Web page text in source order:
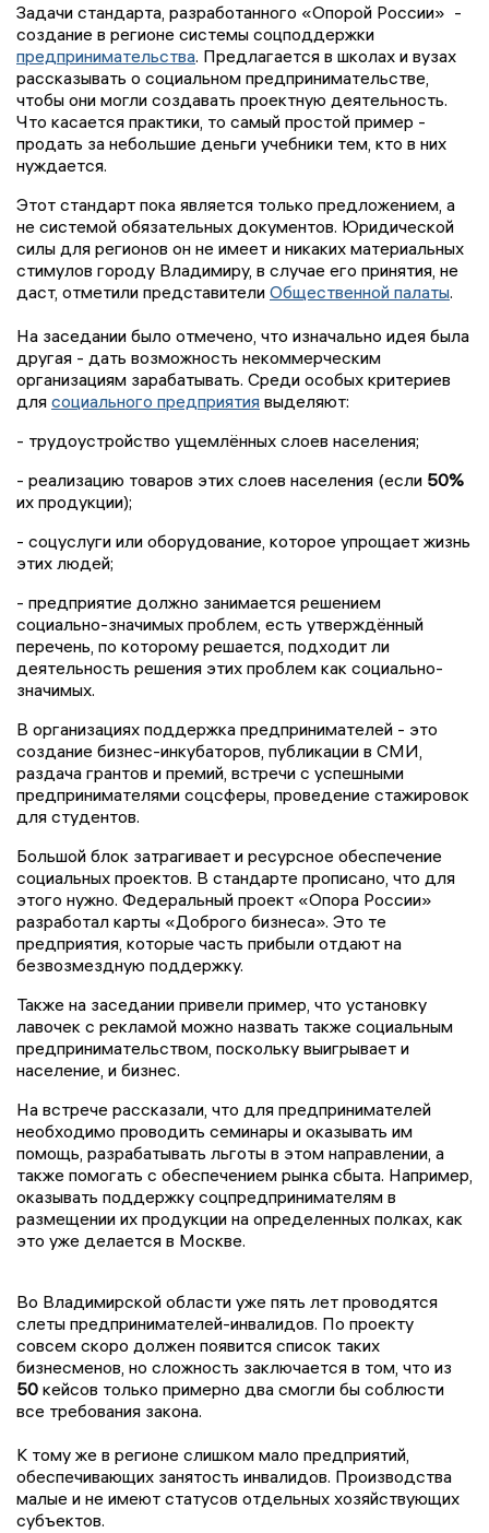
Задачи стандарта, разработанного «Опорой России» -
создание в регионе системы соцподдержки
предпринимательства. Предлагается в школах и вузах
рассказывать о социальном предпринимательстве,
чтобы они могли создавать проектную деятельность.
Что касается практики, то самый простой пример -
продать за небольшие деньги учебники тем, кто в них
нуждается.
Этот стандарт пока является только предложением, а
не системой обязательных документов. Юридической
силы для регионов он не имеет и никаких материальных
стимулов городу Владимиру, в случае его принятия, не
даст, отметили представители Общественной палаты.
На заседании было отмечено, что изначально идея была
другая - дать возможность некоммерческим
организациям зарабатывать. Среди особых критериев
для социального предприятия выделяют:
- трудоустройство ущемлённых слоев населения;
- реализацию товаров этих слоев населения (если 50%
их продукции);
- соцуслуги или оборудование, которое упрощает жизнь
этих людей;
- предприятие должно занимается решением
социально-значимых проблем, есть утверждённый
перечень, по которому решается, подходит ли
деятельность решения этих проблем как социально-
значимых.
В организациях поддержка предпринимателей - это
создание бизнес-инкубаторов, публикации в СМИ,
раздача грантов и премий, встречи с успешными
предпринимателями соцсферы, проведение стажировок
для студентов.
Большой блок затрагивает и ресурсное обеспечение
социальных проектов. В стандарте прописано, что для
этого нужно. Федеральный проект «Опора России»
разработал карты «Доброго бизнеса». Это те
предприятия, которые часть прибыли отдают на
безвозмездную поддержку.
Также на заседании привели пример, что установку
лавочек с рекламой можно назвать также социальным
предпринимательством, поскольку выигрывает и
население, и бизнес.
На встрече рассказали, что для предпринимателей
необходимо проводить семинары и оказывать им
помощь, разрабатывать льготы в этом направлении, а
также помогать с обеспечением рынка сбыта. Например,
оказывать поддержку соцпредпринимателям в
размещении их продукции на определенных полках, как
это уже делается в Москве.
Во Владимирской области уже пять лет проводятся
слеты предпринимателей-инвалидов. По проекту
совсем скоро должен появится список таких
бизнесменов, но сложность заключается в том, что из
50 кейсов только примерно два смогли бы соблюсти
все требования закона.
К тому же в регионе слишком мало предприятий,
обеспечивающих занятость инвалидов. Производства
малые и не имеют статусов отдельных хозяйствующих
субъектов.